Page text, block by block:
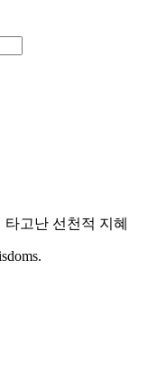
고난 선천적 지혜